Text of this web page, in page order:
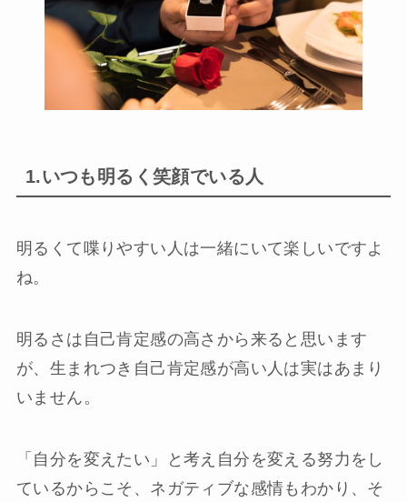
1.いつも明るく笑顔でいる人
明るくて喋りやすい人は一緒にいて楽しいですよ
ね。
明るさは自己肯定感の高さから来ると思います
が、生まれつき自己肯定感が高い人は実はあまり
いません。
「自分を変えたい」と考え自分を変える努力をし
ているからこそ、ネガティブな感情もわかり、そ